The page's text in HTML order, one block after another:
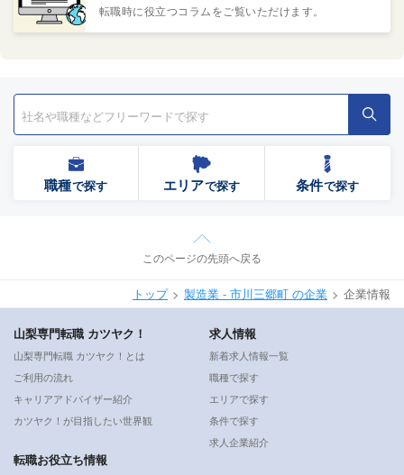
転職時に役立つコラムをご覧いただけます。
職種で探す エリアで探す 条件で探す
このページの先頭へ戻る
トップ 製造業 - 市川三郷町 の企業 企業情報
山梨専門転職 カツヤク！
山梨専門転職 カツヤク！とは
ご利用の流れ
キャリアアドバイザー紹介
カツヤク！が目指したい世界観
求人情報
新着求人情報一覧
職種で探す
エリアで探す
条件で探す
求人企業紹介
転職お役立ち情報